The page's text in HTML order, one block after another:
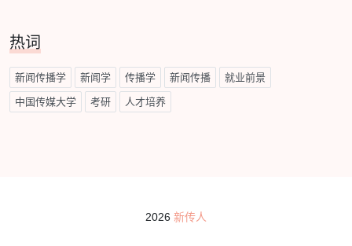
热词
新闻传播学 新闻学 传播学 新闻传播 就业前景
中国传媒大学 考研 人才培养
2026 新传人